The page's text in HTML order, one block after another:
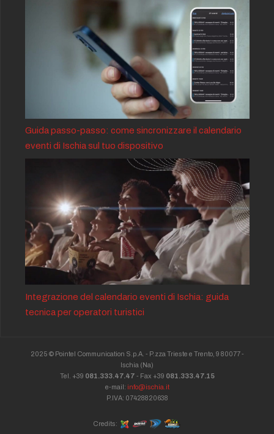
Guida passo-passo: come sincronizzare il calendario
eventi di Ischia sul tuo dispositivo
Integrazione del calendario eventi di Ischia: guida
tecnica per operatori turistici
2025 © Pointel Communication S.p.A. - P.zza Trieste e Trento, 9 80077 -
Ischia (Na)
Tel. +39 081.333.47.47 - Fax +39 081.333.47.15
e-mail: info@ischia.it
P.IVA: 07428820638
Credits: